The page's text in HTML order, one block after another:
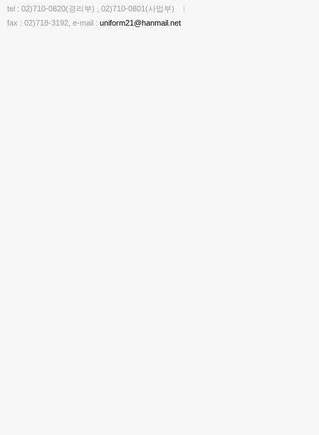
tel : 02)710-0820(경리부) , 02)710-0801(사업부)
fax : 02)718-3192, e-mail : uniform21@hanmail.net